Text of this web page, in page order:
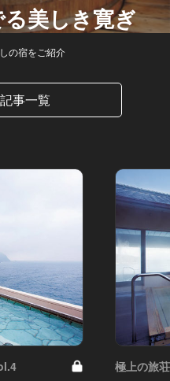
美しき寛ぎ
の宿をご紹介
事一覧
極上の旅